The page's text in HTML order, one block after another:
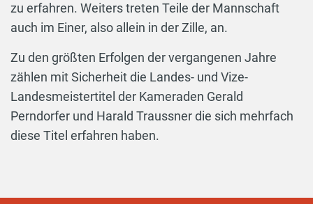
zu erfahren. Weiters treten Teile der Mannschaft
auch im Einer, also allein in der Zille, an.
Zu den größten Erfolgen der vergangenen Jahre
zählen mit Sicherheit die Landes- und Vize-
Landesmeistertitel der Kameraden Gerald
Perndorfer und Harald Traussner die sich mehrfach
diese Titel erfahren haben.